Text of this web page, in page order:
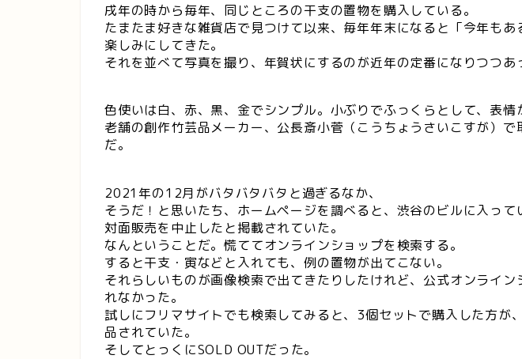
戌年の時から毎年、同じところの干支の置物を購入している。
たまたま好きな雑貨店で見つけて以来、毎年年末になると「今年もあ
楽しみにしてきた。
それを並べて写真を撮り、年賀状にするのが近年の定番になりつつあ
色使いは白、赤、黒、金でシンプル。小ぶりでふっくらとして、表情
老舗の創作竹芸品メーカー、公長斎小菅（こうちょうさいこすが）で
だ。
2021年の12月がバタバタバタと過ぎるなか、
そうだ！と思いたち、ホームページを調べると、渋谷のビルに入って
対面販売を中止したと掲載されていた。
なんということだ。慌ててオンラインショップを検索する。
すると干支・寅などと入れても、例の置物が出てこない。
それらしいものが画像検索で出てきたりしたけれど、公式オンライン
れなかった。
試しにフリマサイトでも検索してみると、3個セットで購入した方が
品されていた。
そしてとっくにSOLD OUTだった。